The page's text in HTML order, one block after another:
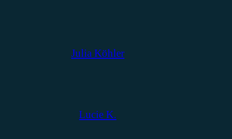
Julia Köhler
Lucie K.